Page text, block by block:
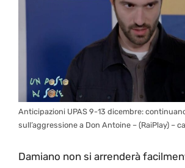
Anticipazioni UPAS 9-13 dicembre:
sull’aggressione a Don Antoine – (RaiPlay) –
Damiano non si arrenderà